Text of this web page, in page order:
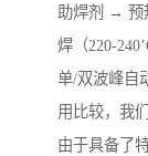
助焊剂 → 预
焊（220-
单/双波峰自
用比较，我
由于具备了